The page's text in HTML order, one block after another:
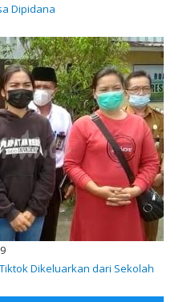
Dipidana
Dikeluarkan dari Sekolah